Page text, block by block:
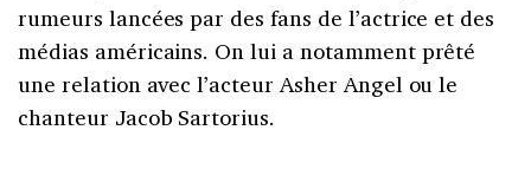
rumeurs lancées par des fans de l’actrice et des
médias américains. On lui a notamment prêté
une relation avec l’acteur Asher Angel ou le
chanteur Jacob Sartorius.